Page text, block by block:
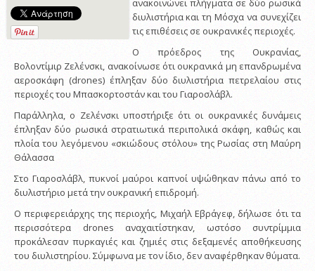
ανακοινώνει πλήγματα σε δύο ρωσικά
διυλιστήρια και τη Μόσχα να συνεχίζει
τις επιθέσεις σε ουκρανικές περιοχές.
Ο πρόεδρος της Ουκρανίας,
Βολοντίμιρ Ζελένσκι, ανακοίνωσε ότι ουκρανικά μη επανδρωμένα
αεροσκάφη (drones) έπληξαν δύο διυλιστήρια πετρελαίου στις
περιοχές του Μπασκορτοστάν και του Γιαροσλάβλ.
Παράλληλα, ο Ζελένσκι υποστήριξε ότι οι ουκρανικές δυνάμεις
έπληξαν δύο ρωσικά στρατιωτικά περιπολικά σκάφη, καθώς και
πλοία του λεγόμενου «σκιώδους στόλου» της Ρωσίας στη Μαύρη
Θάλασσα
Στο Γιαροσλάβλ, πυκνοί μαύροι καπνοί υψώθηκαν πάνω από το
διυλιστήριο μετά την ουκρανική επιδρομή.
Ο περιφερειάρχης της περιοχής, Μιχαήλ Εβράγεφ, δήλωσε ότι τα
περισσότερα drones αναχαιτίστηκαν, ωστόσο συντρίμμια
προκάλεσαν πυρκαγιές και ζημιές στις δεξαμενές αποθήκευσης
του διυλιστηρίου. Σύμφωνα με τον ίδιο, δεν αναφέρθηκαν θύματα.